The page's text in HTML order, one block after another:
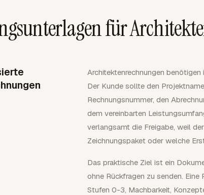
für
Architektenrechnungen
Der Kunde sollte den
Rechnungsnummer, den
dem vereinbarten
verlangsamt die Freigabe, weil
Zeichnungspaket oder welche
Das praktische Ziel ist ein
ohne Rückfragen zu senden.
Stufen 0-3, Machbarkeit,